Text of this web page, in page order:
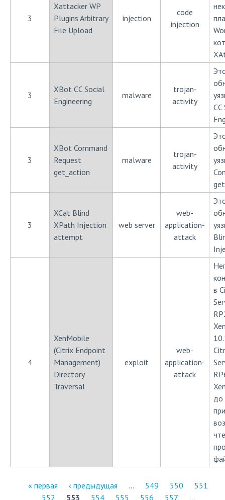
3
Xattacker WP
Plugins Arbitrary
File Upload
injection
code
injection
3
XBot CC Social
Engineering
malware
trojan-
activity
3
XBot Command
Request
get_action
malware
trojan-
activity
3
XCat Blind
XPath Injection
attempt
web server
web-
application-
attack
4
XenMobile
(Citrix Endpoint
Management)
Directory
Traversal
exploit
web-
application-
attack
в
до
« первая ‹ предыдущая … 549 550
551
552
553 554 555 556 557
…